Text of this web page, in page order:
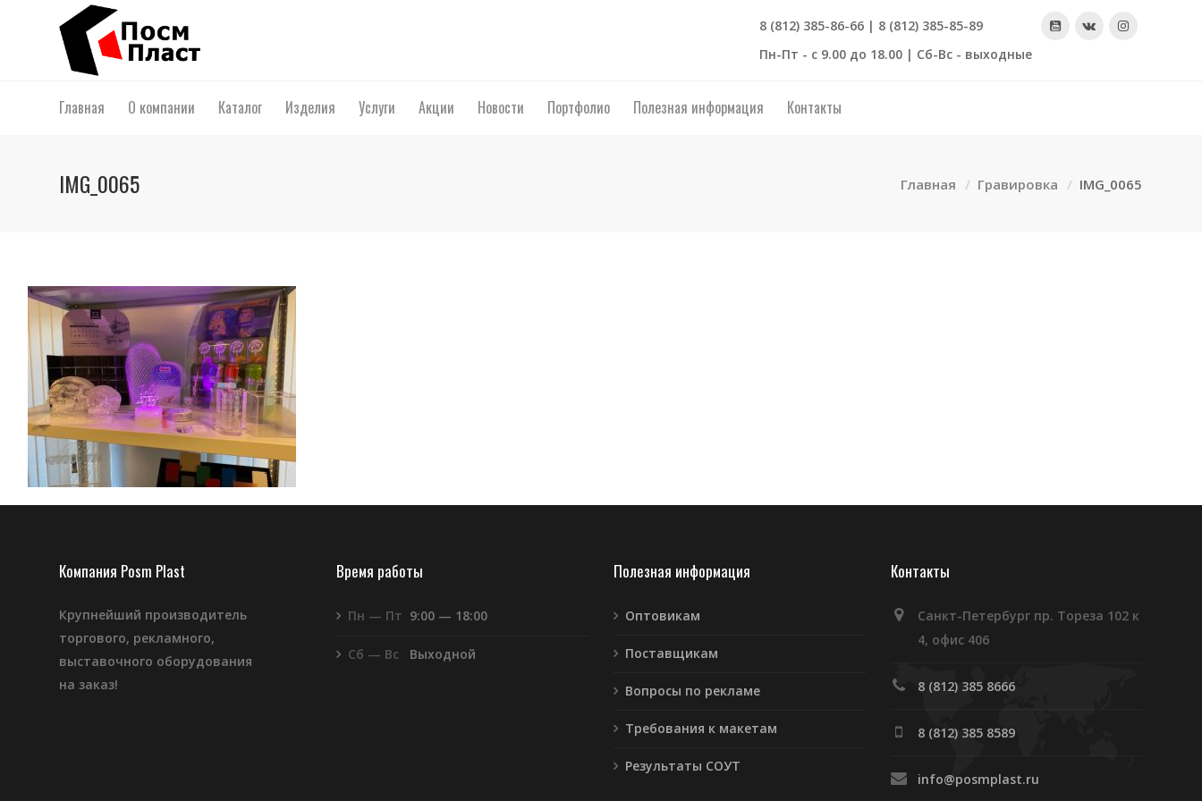
8 (812) 385-86-66 | 8 (812) 385-85-89
Пн-Пт - с 9.00 до 18.00 | Сб-Вс - выходные
Главная О компании Каталог Изделия Услуги Акции Новости Портфолио Полезная информация Контакты
IMG_0065 Главная Гравировка IMG_0065
Компания Posm Plast
Крупнейший производитель
торгового, рекламного,
выставочного оборудования
на заказ!
Время работы
Пн — Пт 9:00 — 18:00
Сб — Вс Выходной
Полезная информация
Оптовикам
Поставщикам
Вопросы по рекламе
Требования к макетам
Результаты СОУТ
Контакты
Санкт-Петербург пр. Тореза 102 к
4, офис 406
8 (812) 385 8666
8 (812) 385 8589
info@posmplast.ru